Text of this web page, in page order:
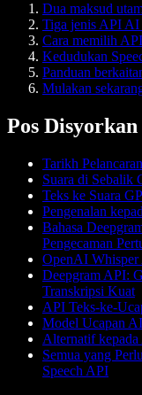
Dua maksud
Tiga jenis API AI
Cara memilih
Kedudukan
Panduan
Mulakan
Pos Disyorkan
Tarikh
Suara di Sebalik
Teks ke Suara
Pengenalan
Bahasa
Pengecaman
OpenAI Whisper
Deepgram API:
Transkripsi Kuat
API Teks-ke-
Model Ucapan
Alternatif
Semua yang
Speech API